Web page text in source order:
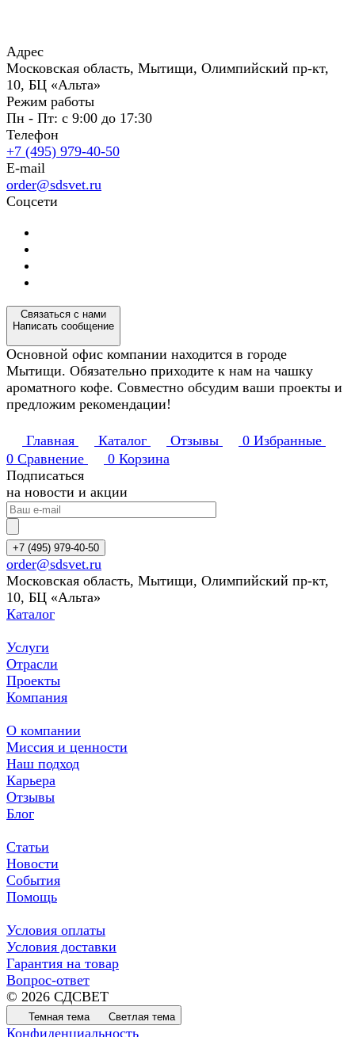
Адрес
Московская область, Мытищи, Олимпийский пр-кт,
10, БЦ «Альта»
Режим работы
Пн - Пт: с 9:00 до 17:30
Телефон
+7 (495) 979-40-50
E-mail
order@sdsvet.ru
Соцсети
Связаться с нами
Написать сообщение
Основной офис компании находится в городе
Мытищи. Обязательно приходите к нам на чашку
ароматного кофе. Совместно обсудим ваши проекты и
предложим рекомендации!
Главная Каталог Отзывы 0 Избранные
0 Сравнение 0 Корзина
Подписаться
на новости и акции
+7 (495) 979-40-50
order@sdsvet.ru
Московская область, Мытищи, Олимпийский пр-кт,
10, БЦ «Альта»
Каталог
Услуги
Отрасли
Проекты
Компания
О компании
Миссия и ценности
Наш подход
Карьера
Отзывы
Блог
Статьи
Новости
События
Помощь
Условия оплаты
Условия доставки
Гарантия на товар
Вопрос-ответ
© 2026 СДСВЕТ
Темная тема Светлая тема
Конфиденциальность